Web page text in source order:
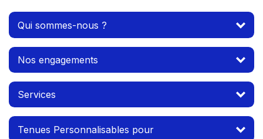
Qui sommes-nous ?
Nos engagements
Services
Tenues Personnalisables pour